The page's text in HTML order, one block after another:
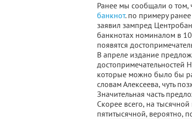
Ранее мы сообщали о том,
банкнот. по примеру
заявил зампред
банкнотах номиналом в
появятся
В апреле издание
достопримечательностей
которые можно было бы
словам Алексеева, чуть
Значительная часть
Скорее всего, на
пятитысячной, вероятно,